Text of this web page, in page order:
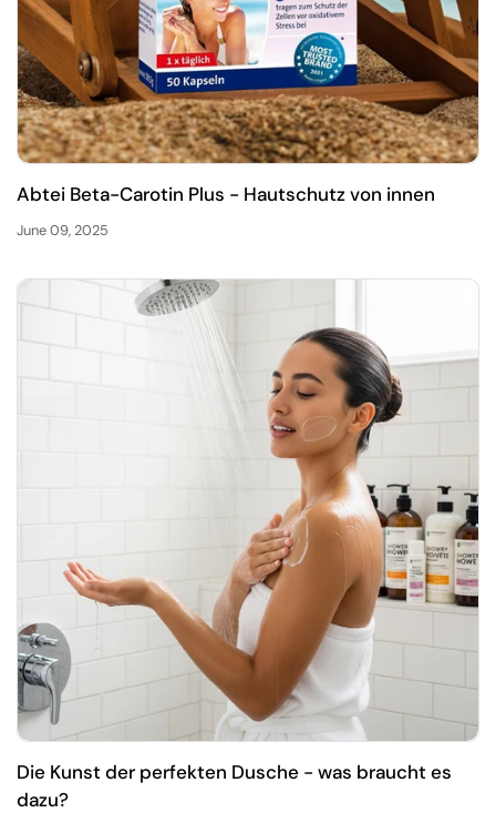
Abtei Beta-Carotin Plus - Hautschutz von innen
June 09, 2025
Die Kunst der perfekten Dusche - was braucht es
dazu?